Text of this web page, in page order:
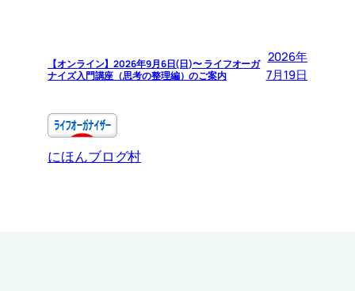
【オンライン】2026年9月6日(日)〜 ライフオーガ
ナイズ入門講座（思考の整理編）のご案内
2026年
7月19日
にほんブログ村